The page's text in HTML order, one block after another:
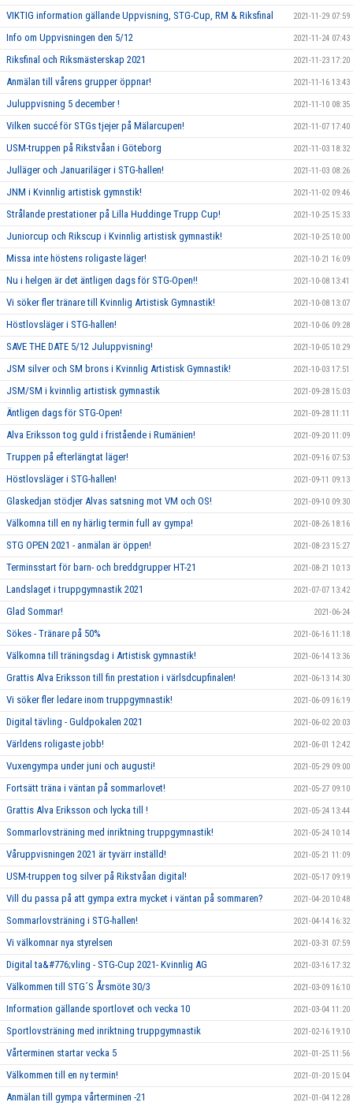
VIKTIG information gällande Uppvisning, STG-Cup, RM & Riksfinal 2021-11-29 07:59
Info om Uppvisningen den 5/12 2021-11-24 07:43
Riksfinal och Riksmästerskap 2021 2021-11-23 17:20
Anmälan till vårens grupper öppnar! 2021-11-16 13:43
Juluppvisning 5 december ! 2021-11-10 08:35
Vilken succé för STGs tjejer på Mälarcupen! 2021-11-07 17:40
USM-truppen på Rikstvåan i Göteborg 2021-11-03 18:32
Julläger och Januariläger i STG-hallen! 2021-11-03 08:26
JNM i Kvinnlig artistisk gymnstik! 2021-11-02 09:46
Strålande prestationer på Lilla Huddinge Trupp Cup! 2021-10-25 15:33
Juniorcup och Rikscup i Kvinnlig artistisk gymnastik! 2021-10-25 10:00
Missa inte höstens roligaste läger! 2021-10-21 16:09
Nu i helgen är det äntligen dags för STG-Open!! 2021-10-08 13:41
Vi söker fler tränare till Kvinnlig Artistisk Gymnastik! 2021-10-08 13:07
Höstlovsläger i STG-hallen! 2021-10-06 09:28
SAVE THE DATE 5/12 Juluppvisning! 2021-10-05 10:29
JSM silver och SM brons i Kvinnlig Artistisk Gymnastik! 2021-10-03 17:51
JSM/SM i kvinnlig artistisk gymnastik 2021-09-28 15:03
Äntligen dags för STG-Open! 2021-09-28 11:11
Alva Eriksson tog guld i fristående i Rumänien! 2021-09-20 11:09
Truppen på efterlängtat läger! 2021-09-16 07:53
Höstlovsläger i STG-hallen! 2021-09-11 09:13
Glaskedjan stödjer Alvas satsning mot VM och OS! 2021-09-10 09:30
Välkomna till en ny härlig termin full av gympa! 2021-08-26 18:16
STG OPEN 2021 - anmälan är öppen! 2021-08-23 15:27
Terminsstart för barn- och breddgrupper HT-21 2021-08-21 10:13
Landslaget i truppgymnastik 2021 2021-07-07 13:42
Glad Sommar! 2021-06-24
Sökes - Tränare på 50% 2021-06-16 11:18
Välkomna till träningsdag i Artistisk gymnastik! 2021-06-14 13:36
Grattis Alva Eriksson till fin prestation i värlsdcupfinalen! 2021-06-13 14:30
Vi söker fler ledare inom truppgymnastik! 2021-06-09 16:19
Digital tävling - Guldpokalen 2021 2021-06-02 20:03
Världens roligaste jobb! 2021-06-01 12:42
Vuxengympa under juni och augusti! 2021-05-29 09:00
Fortsätt träna i väntan på sommarlovet! 2021-05-27 09:10
Grattis Alva Eriksson och lycka till ! 2021-05-24 13:44
Sommarlovsträning med inriktning truppgymnastik! 2021-05-24 10:14
Våruppvisningen 2021 är tyvärr inställd! 2021-05-21 11:09
USM-truppen tog silver på Rikstvåan digital! 2021-05-17 09:19
Vill du passa på att gympa extra mycket i väntan på sommaren? 2021-04-20 10:48
Sommarlovsträning i STG-hallen! 2021-04-14 16:32
Vi välkomnar nya styrelsen 2021-03-31 07:59
Digital ta&#776;vling - STG-Cup 2021- Kvinnlig AG 2021-03-16 17:32
Välkommen till STG´S Årsmöte 30/3 2021-03-09 16:10
Information gällande sportlovet och vecka 10 2021-03-04 11:20
Sportlovsträning med inriktning truppgymnastik 2021-02-16 19:10
Vårterminen startar vecka 5 2021-01-25 11:56
Välkommen till en ny termin! 2021-01-20 15:04
Anmälan till gympa vårterminen -21 2021-01-04 12:28